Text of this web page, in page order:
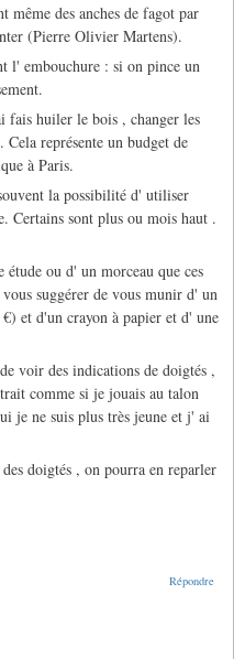
même des anches de fagot par
(Pierre Olivier Martens).
l' embouchure : si on pince un
fais huiler le bois , changer les
représente un budget de
à Paris.
la possibilité d' utiliser
Certains sont plus ou mois haut .
ou d' un morceau que ces
suggérer de vous munir d' un
et d'un crayon à papier et d' une
voir des indications de doigtés ,
comme si je jouais au talon
je ne suis plus très jeune et j' ai
doigtés , on pourra en reparler
Répondre